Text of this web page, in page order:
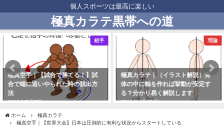
個人スポーツは最高に楽しい
極真カラテ黒帯への道
理論
極真カラテ｜（イラスト解説）身
体の中に軸を作れば挙動が安定す
る？分かり易く解説します
2019年4月30日
理論
極真空手｜「足払いからの下段突
き」がもはや無理ゲーになってい
る
2020年1月11日
ホーム
極真カラテ
極真空手｜【世界大会】日本は圧倒的に有利な状況からスタートしている